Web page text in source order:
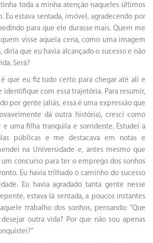
toda a minha atenção naqueles últimos
Eu estava sentada, imóvel, agradecendo por
para que ele durasse mais. Quem me
visse aquela cena, como uma imagem
que eu havia alcançado o sucesso e não
Será?
que eu fiz tudo certo para chegar até ali e
identifique com essa trajetória. Para resumir,
por gente (aliás, essa é uma expressão que
dá outra história), cresci como
e uma filha tranquila e sorridente. Estudei a
públicas e me destacava em notas e
na Universidade e, antes mesmo que
um concurso para ter o emprego dos sonhos
Eu havia trilhado o caminho do sucesso
Eu havia agradado tanta gente nesse
estava lá sentada, a poucos instantes
trabalho dos sonhos, pensando: “Que
outra vida? Por que não sou apenas